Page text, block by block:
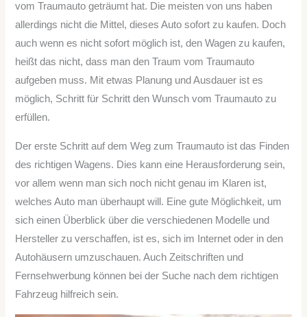
vom Traumauto geträumt hat. Die meisten von uns haben
allerdings nicht die Mittel, dieses Auto sofort zu kaufen. Doch
auch wenn es nicht sofort möglich ist, den Wagen zu kaufen,
heißt das nicht, dass man den Traum vom Traumauto
aufgeben muss. Mit etwas Planung und Ausdauer ist es
möglich, Schritt für Schritt den Wunsch vom Traumauto zu
erfüllen.
Der erste Schritt auf dem Weg zum Traumauto ist das Finden
des richtigen Wagens. Dies kann eine Herausforderung sein,
vor allem wenn man sich noch nicht genau im Klaren ist,
welches Auto man überhaupt will. Eine gute Möglichkeit, um
sich einen Überblick über die verschiedenen Modelle und
Hersteller zu verschaffen, ist es, sich im Internet oder in den
Autohäusern umzuschauen. Auch Zeitschriften und
Fernsehwerbung können bei der Suche nach dem richtigen
Fahrzeug hilfreich sein.